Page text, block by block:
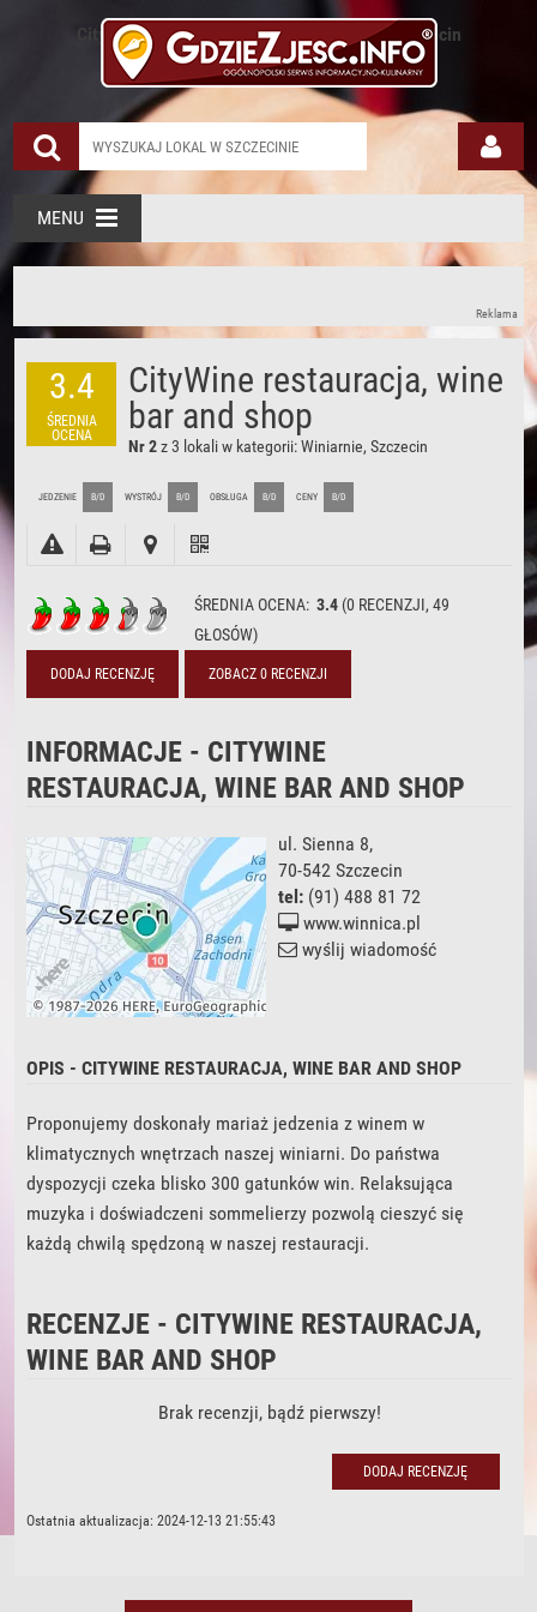
CityWine restauracja, wine bar and shop Szczecin
MENU
Reklama
3.4
ŚREDNIA
OCENA
CityWine restauracja, wine
bar and shop
Nr 2z 3 lokali w kategorii:Winiarnie, Szczecin
JEDZENIE B/D WYSTRÓJ B/D OBSŁUGA B/D CENY B/D
ŚREDNIA OCENA:3.4 (0 RECENZJI,49
GŁOSÓW)
DODAJ RECENZJĘ ZOBACZ 0 RECENZJI
INFORMACJE - CITYWINE
RESTAURACJA, WINE BAR AND SHOP
ul. Sienna 8,
70-542 Szczecin
tel: (91) 488 81 72
www.winnica.pl
wyślij wiadomość
OPIS - CITYWINE RESTAURACJA, WINE BAR AND SHOP
Proponujemy doskonały mariaż jedzenia z winem w
klimatycznych wnętrzach naszej winiarni. Do państwa
dyspozycji czeka blisko 300 gatunków win. Relaksująca
muzyka i doświadczeni sommelierzy pozwolą cieszyć się
każdą chwilą spędzoną w naszej restauracji.
RECENZJE - CITYWINE RESTAURACJA,
WINE BAR AND SHOP
DODAJ RECENZJĘ
Brak recenzji, bądź pierwszy!
DODAJ RECENZJĘ
Ostatnia aktualizacja: 2024-12-13 21:55:43